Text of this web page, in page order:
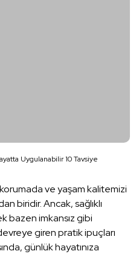
Uygulanabilir 10 Tavsiye
korumada ve yaşam kalitemizi
biridir. Ancak, sağlıklı
bazen imkansız gibi
giren pratik ipuçları
günlük hayatınıza